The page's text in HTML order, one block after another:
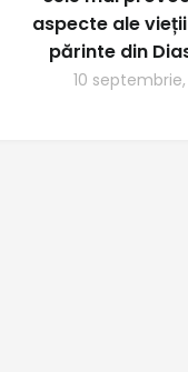
aspecte ale
părinte din
10 septembrie,